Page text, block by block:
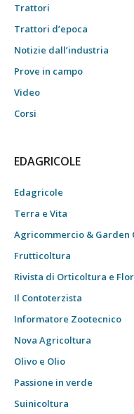
Trattori
Trattori d’epoca
Notizie dall’industria
Prove in campo
Video
Corsi
EDAGRICOLE
Edagricole
Terra e Vita
Agricommercio & Garden
Frutticoltura
Rivista di Orticoltura e
Il Contoterzista
Informatore Zootecnico
Nova Agricoltura
Olivo e Olio
Passione in verde
Suinicoltura